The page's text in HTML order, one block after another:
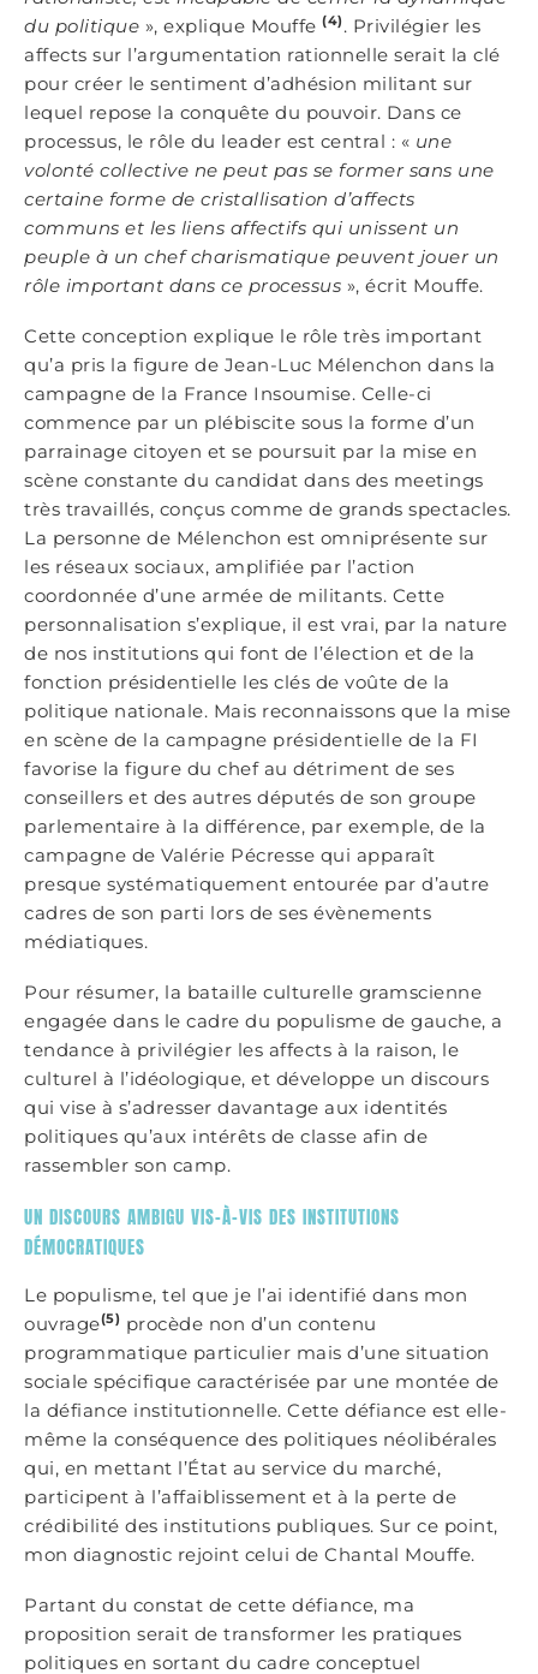
du politique », explique Mouffe (4) . Privilégier les
affects sur l’argumentation rationnelle serait la clé
pour créer le sentiment d’adhésion militant sur
lequel repose la conquête du pouvoir. Dans ce
processus, le rôle du leader est central : « une
volonté collective ne peut pas se former sans une
certaine forme de cristallisation d’affects
communs et les liens affectifs qui unissent un
peuple à un chef charismatique peuvent jouer un
rôle important dans ce processus », écrit Mouffe.
Cette conception explique le rôle très important
qu’a pris la figure de Jean-Luc Mélenchon dans la
campagne de la France Insoumise. Celle-ci
commence par un plébiscite sous la forme d’un
parrainage citoyen et se poursuit par la mise en
scène constante du candidat dans des meetings
très travaillés, conçus comme de grands spectacles.
La personne de Mélenchon est omniprésente sur
les réseaux sociaux, amplifiée par l’action
coordonnée d’une armée de militants. Cette
personnalisation s’explique, il est vrai, par la nature
de nos institutions qui font de l’élection et de la
fonction présidentielle les clés de voûte de la
politique nationale. Mais reconnaissons que la mise
en scène de la campagne présidentielle de la FI
favorise la figure du chef au détriment de ses
conseillers et des autres députés de son groupe
parlementaire à la différence, par exemple, de la
campagne de Valérie Pécresse qui apparaît
presque systématiquement entourée par d’autre
cadres de son parti lors de ses évènements
médiatiques.
Pour résumer, la bataille culturelle gramscienne
engagée dans le cadre du populisme de gauche, a
tendance à privilégier les affects à la raison, le
culturel à l’idéologique, et développe un discours
qui vise à s’adresser davantage aux identités
politiques qu’aux intérêts de classe afin de
rassembler son camp.
UN DISCOURS AMBIGU VIS-À-VIS DES INSTITUTIONS
DÉMOCRATIQUES
Le populisme, tel que je l’ai identifié dans mon
ouvrage(5) procède non d’un contenu
programmatique particulier mais d’une situation
sociale spécifique caractérisée par une montée de
la défiance institutionnelle. Cette défiance est elle-
même la conséquence des politiques néolibérales
qui, en mettant l’État au service du marché,
participent à l’affaiblissement et à la perte de
crédibilité des institutions publiques. Sur ce point,
mon diagnostic rejoint celui de Chantal Mouffe.
Partant du constat de cette défiance, ma
proposition serait de transformer les pratiques
politiques en sortant du cadre conceptuel